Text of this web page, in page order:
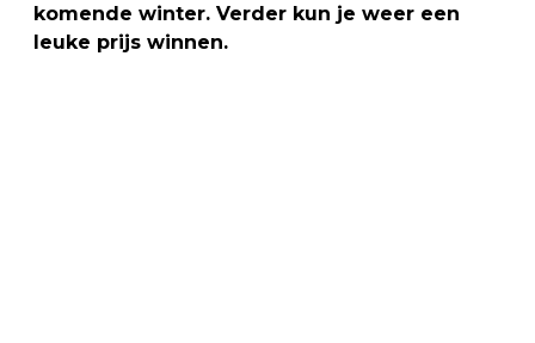
komende winter. Verder kun je weer een
leuke prijs winnen.